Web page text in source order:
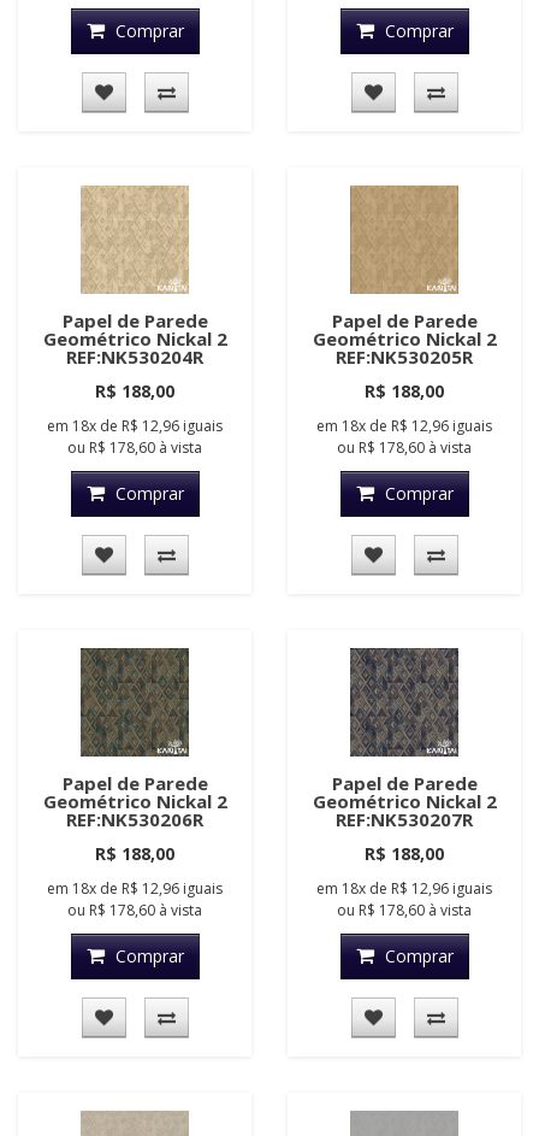
Comprar Comprar
Papel de Parede
Geométrico Nickal 2
REF:NK530204R
R$ 188,00
em 18x de R$ 12,96 iguais
ou R$ 178,60 à vista
Comprar
Papel de Parede
Geométrico Nickal 2
REF:NK530205R
R$ 188,00
em 18x de R$ 12,96 iguais
ou R$ 178,60 à vista
Comprar
Papel de Parede
Geométrico Nickal 2
REF:NK530206R
R$ 188,00
em 18x de R$ 12,96 iguais
ou R$ 178,60 à vista
Comprar
Papel de Parede
Geométrico Nickal 2
REF:NK530207R
R$ 188,00
em 18x de R$ 12,96 iguais
ou R$ 178,60 à vista
Comprar